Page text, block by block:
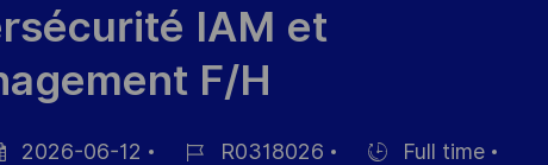
IAM et
F/H
2026-06-12
R0318026
Full time